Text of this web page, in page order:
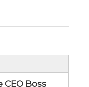
Boss